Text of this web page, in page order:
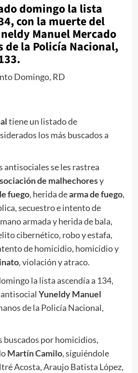
domingo la lista
con la muerte del
Manuel Mercado
de la Policía Nacional,
Domingo, RD
tiene un listado de
los más buscados a
antisociales se les rastrea
de malhechoresy
fuego, herida dearma de fuego,
secuestro e intento de
armada y herida de bala,
cibernético, robo y estafa,
de homicidio, homicidio y
, violación y atraco.
la lista ascendía a 134,
Yuneldy Manuel
de la Policía Nacional,
buscados por homicidios,
Martín Camilo, siguiéndole
Acosta, Araujo Batista López,